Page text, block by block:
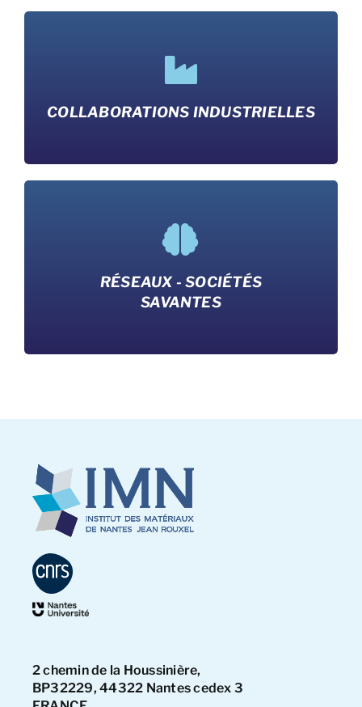
COLLABORATIONS INDUSTRIELLES
RÉSEAUX - SOCIÉTÉS
SAVANTES
2 chemin de la Houssinière,
BP32229, 44322 Nantes cedex 3